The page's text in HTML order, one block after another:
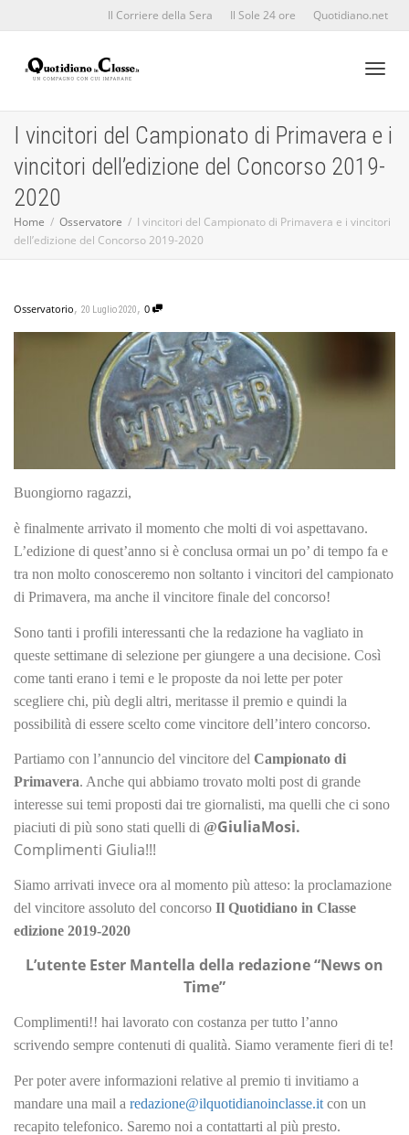
Il Corriere della Sera Il Sole 24 ore Quotidiano.net
I vincitori del Campionato di Primavera e i
vincitori dell’edizione del Concorso 2019-
2020
Home Osservatore
I vincitori del Campionato di Primavera e i vincitori
dell’edizione del Concorso 2019-2020
Osservatorio, 20 Luglio 2020, 0
Buongiorno ragazzi,
è finalmente arrivato il momento che molti di voi aspettavano.
L’edizione di quest’anno si è conclusa ormai un po’ di tempo fa e
tra non molto conosceremo non soltanto i vincitori del campionato
di Primavera, ma anche il vincitore finale del concorso!
Sono tanti i profili interessanti che la redazione ha vagliato in
queste settimane di selezione per giungere a una decisione. Così
come tanti erano i temi e le proposte da noi lette per poter
scegliere chi, più degli altri, meritasse il premio e quindi la
possibilità di essere scelto come vincitore dell’intero concorso.
Partiamo con l’annuncio del vincitore del Campionato di
Primavera. Anche qui abbiamo trovato molti post di grande
interesse sui temi proposti dai tre giornalisti, ma quelli che ci sono
piaciuti di più sono stati quelli di @GiuliaMosi.
Complimenti Giulia!!!
Siamo arrivati invece ora al momento più atteso: la proclamazione
del vincitore assoluto del concorso Il Quotidiano in Classe
edizione 2019-2020
L’utente Ester Mantella della redazione “News on
Time”
Complimenti!! hai lavorato con costanza per tutto l’anno
scrivendo sempre contenuti di qualità. Siamo veramente fieri di te!
Per poter avere informazioni relative al premio ti invitiamo a
mandare una mail a redazione@ilquotidianoinclasse.it con un
recapito telefonico. Saremo noi a contattarti al più presto.